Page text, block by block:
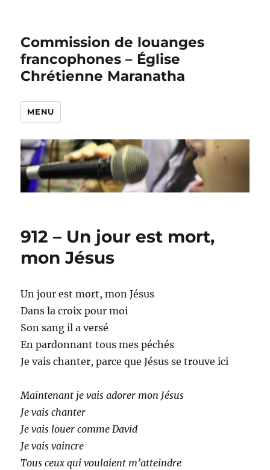
Commission de louanges
francophones – Église
Chrétienne Maranatha
MENU
912 – Un jour est mort,
mon Jésus
Un jour est mort, mon Jésus
Dans la croix pour moi
Son sang il a versé
En pardonnant tous mes péchés
Je vais chanter, parce que Jésus se trouve ici
Maintenant je vais adorer mon Jésus
Je vais chanter
Je vais louer comme David
Je vais vaincre
Tous ceux qui voulaient m’atteindre